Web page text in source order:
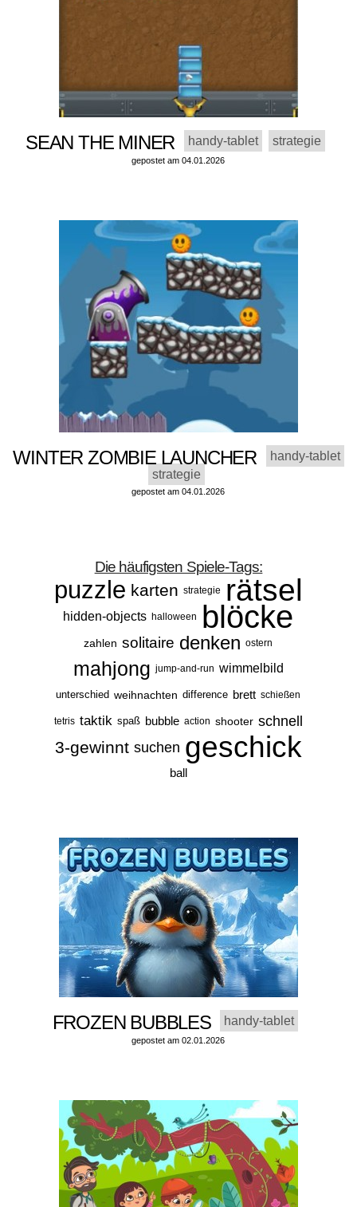
SEAN THE MINER handy-tablet strategie
gepostet am 04.01.2026
WINTER ZOMBIE LAUNCHER
handy-tablet
strategie
gepostet am 04.01.2026
Die häufigsten Spiele-Tags:
puzzle karten strategie rätsel
hidden-objects halloween blöcke
zahlen solitaire denken ostern
mahjong jump-and-run wimmelbild
unterschied weihnachten difference brett schießen
tetris taktik spaß bubble action shooter schnell
3-gewinnt suchen geschick
ball
FROZEN BUBBLES handy-tablet
gepostet am 02.01.2026